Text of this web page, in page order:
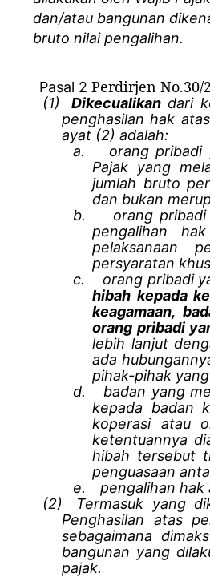
dan/atau bangunan
bruto nilai pengalihan.
Pasal 2 Perdirjen No.30/
(1) Dikecualikan dari
penghasilan hak
ayat (2) adalah:
a.
orang pribadi
Pajak yang
jumlah bruto
dan bukan
b.
orang
pengalihan
pelaksanaan
persyaratan
c.
orang pribadi
hibah kepada
keagamaan,
orang pribadi
lebih lanjut
ada
pihak-pihak
d.
badan yang
kepada badan
koperasi atau
ketentuannya
hibah tersebut
penguasaan
e.
pengalihan hak
(2)
Termasuk yang
Penghasilan atas
sebagaimana
bangunan yang
pajak.